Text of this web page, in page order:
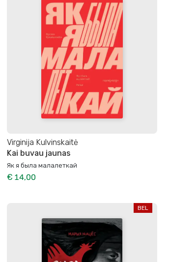
Virginija Kulvinskaitė
Kai buvau jaunas
Як я была малалеткай
€ 14,00
BEL